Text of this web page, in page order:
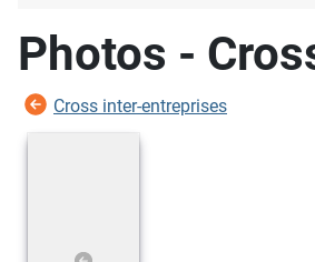
Photos -
Cross inter-entreprises